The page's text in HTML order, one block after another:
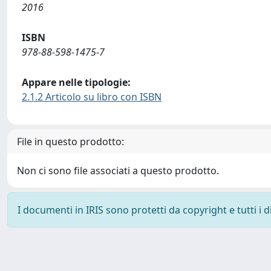
2016
ISBN
978-88-598-1475-7
Appare nelle tipologie:
2.1.2 Articolo su libro con ISBN
File in questo prodotto:
Non ci sono file associati a questo prodotto.
I documenti in IRIS sono protetti da copyright e tutti i